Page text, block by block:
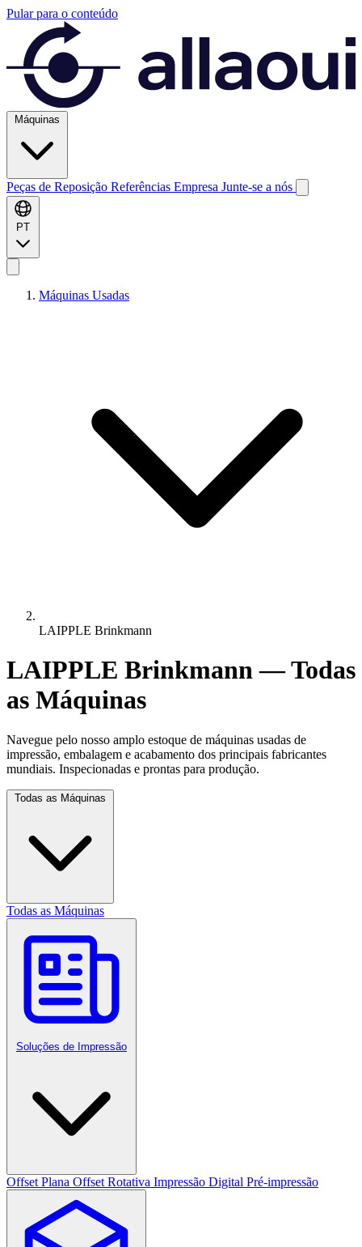
Pular para o conteúdo
Máquinas
Peças de Reposição Referências Empresa Junte-se a nós
PT
Máquinas Usadas
LAIPPLE Brinkmann
LAIPPLE Brinkmann — Todas
as Máquinas
Navegue pelo nosso amplo estoque de máquinas usadas de
impressão, embalagem e acabamento dos principais fabricantes
mundiais. Inspecionadas e prontas para produção.
Todas as Máquinas
Todas as Máquinas
Soluções de Impressão
Offset Plana Offset Rotativa Impressão Digital Pré-impressão